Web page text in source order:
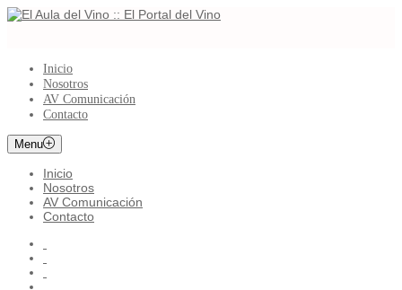
Inicio
Nosotros
AV Comunicación
Contacto
Menu
Inicio
Nosotros
AV Comunicación
Contacto